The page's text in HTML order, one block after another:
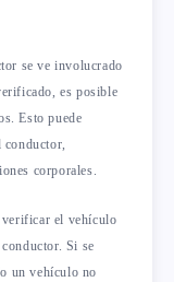
se ve involucrado
es posible
Esto puede
conductor,
corporales.
verificar el vehículo
Si se
un vehículo no